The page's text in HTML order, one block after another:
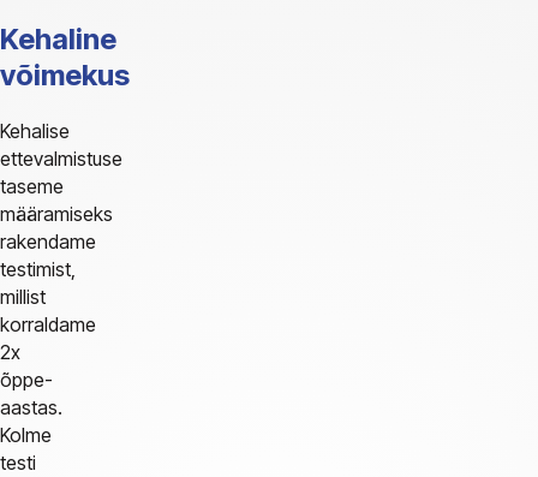
Kehaline
võimekus
Kehalise
ettevalmistuse
taseme
määramiseks
rakendame
testimist,
millist
korraldame
2x
õppe-
aastas.
Kolme
testi